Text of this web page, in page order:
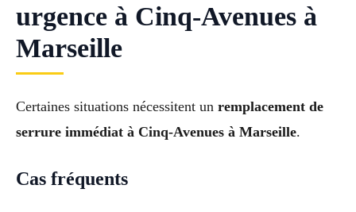
urgence à Cinq-Avenues à
Marseille
Certaines situations nécessitent un remplacement de
serrure immédiat à Cinq-Avenues à Marseille.
Cas fréquents